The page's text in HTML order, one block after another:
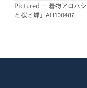
Pictured — 着物アロハ
と桜と蝶」AH100487